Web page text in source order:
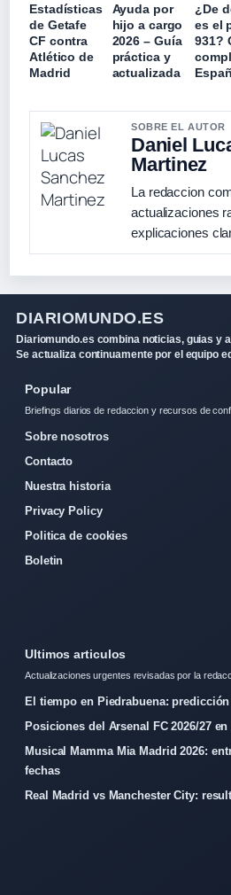
Estadísticas
de Getafe
CF contra
Atlético de
Madrid
Ayuda por
hijo a cargo
2026 – Guía
práctica y
actualizada
¿De
es el
931?
SOBRE EL AUTOR
Daniel
Martinez
La redaccion
actualizaciones
explicaciones
DIARIOMUNDO.ES
Diariomundo.es combina noticias, guias y
Se actualiza continuamente por el equipo
Popular
Briefings diarios de redaccion y recursos de
Sobre nosotros
Contacto
Nuestra historia
Privacy Policy
Politica de cookies
Boletin
Ultimos articulos
Actualizaciones urgentes revisadas por la
El tiempo en Piedrabuena:
Posiciones del Arsenal FC 2026/27
Musical Mamma Mia Madrid 2026:
fechas
Real Madrid vs Manchester City: